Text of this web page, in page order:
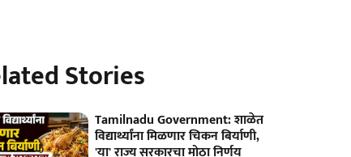
Stories
Tamilnadu Government: शाळेत
विद्यार्थ्यांना मिळणार चिकन बिर्याणी,
'या' राज्य सरकारचा मोठा निर्णय